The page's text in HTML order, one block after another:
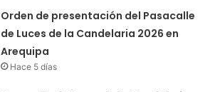
Orden de presentación del Pasacalle
de Luces de la Candelaria 2026 en
Arequipa
Hace 5 días